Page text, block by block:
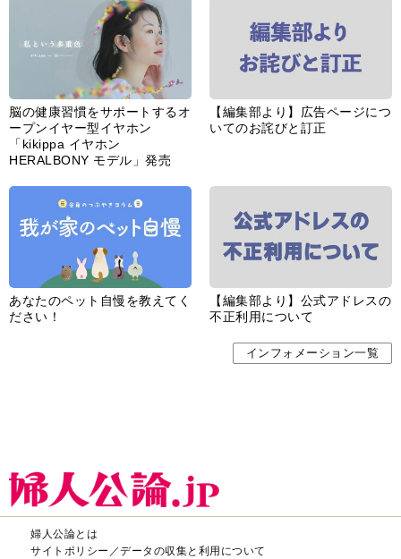
脳の健康習慣をサポートするオ
ープンイヤー型イヤホン
「kikippa イヤホン
HERALBONY モデル」発売
【編集部より】広告ページにつ
いてのお詫びと訂正
あなたのペット自慢を教えてく
ださい！
【編集部より】公式アドレスの
不正利用について
インフォメーション一覧
婦人公論とは
サイトポリシー／データの収集と利用について